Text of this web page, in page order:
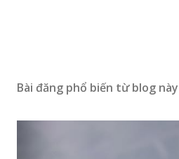
Bài đăng phổ biến từ blog này